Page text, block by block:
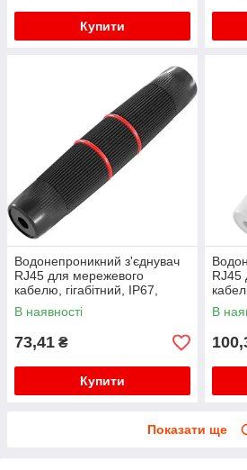
Купити
Водонепроникний з'єднувач
RJ45 для мережевого
кабелю, гігабітний, IP67,
чорний, WDT-IP67ZT/B
В наявності
73,41 ₴
Купити
RJ45
В
Показати ще